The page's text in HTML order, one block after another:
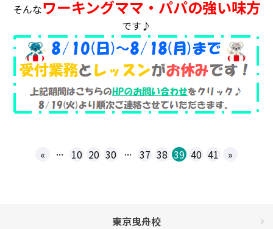
そんなワーキングママ・パパの強い味方
です♪
« ... 10 20 30 ... 37 38 39 40 41 »
東京曳舟校